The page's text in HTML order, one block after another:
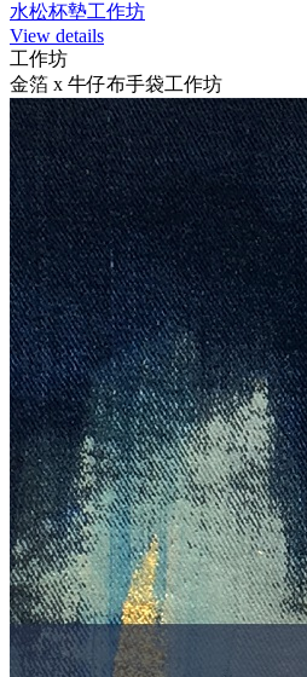
水松杯墊工作坊
View details
工作坊
金箔 x 牛仔布手袋工作坊